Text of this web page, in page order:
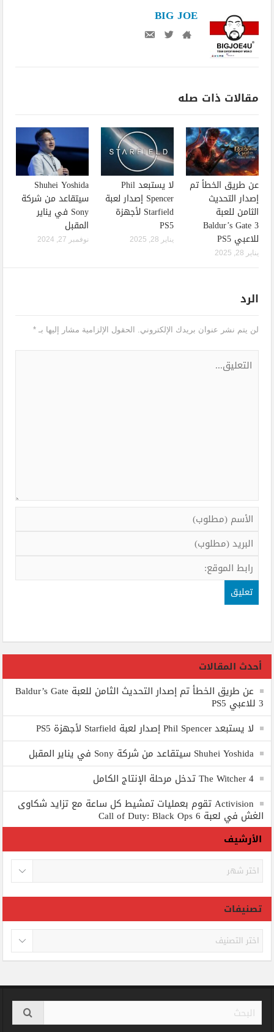
BIG JOE
مقالات ذات صله
عن طريق الخطأ تم
إصدار التحديث
الثامن للعبة
Baldur’s Gate 3
للاعبي PS5
يناير 28, 2025
لا يستبعد Phil
Spencer إصدار لعبة
Starfield لأجهزة
PS5
يناير 28, 2025
Shuhei Yoshida
سيتقاعد من شركة
Sony في يناير
المقبل
نوفمبر 27, 2024
الرد
لن يتم نشر عنوان بريدك الإلكتروني. الحقول الإلزامية مشار إليها بـ*
أحدث المقالات
عن طريق الخطأ تم إصدار التحديث الثامن للعبة Baldur’s Gate
3 للاعبي PS5
لا يستبعد Phil Spencer إصدار لعبة Starfield لأجهزة PS5
Shuhei Yoshida سيتقاعد من شركة Sony في يناير المقبل
The Witcher 4 تدخل مرحلة الإنتاج الكامل
Activision تقوم بعمليات تمشيط كل ساعة مع تزايد شكاوى
الغش في لعبة Call of Duty: Black Ops 6
الأرشيف
الأرشيف
تصنيفات
تصنيفات